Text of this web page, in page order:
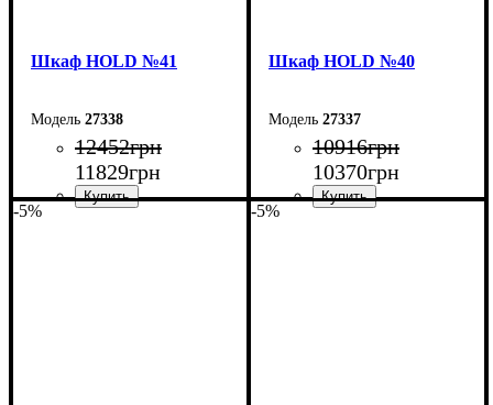
Шкаф НOLD №41
27338
12452грн
11829грн
Шкаф НOLD №40
27337
10916грн
10370грн
-5% -5%